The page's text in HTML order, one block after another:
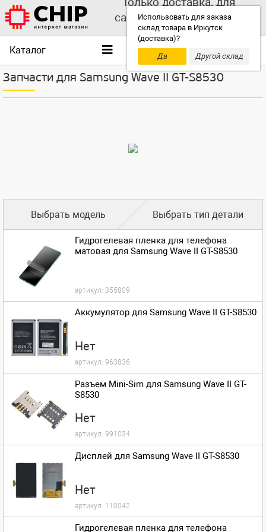
Использовать для заказа
склад товара в Иркутск
(доставка)?
Да
Другой склад
самовывоза выбирайте
другой склад!
Каталог
Запчасти для Samsung Wave II GT-S8530
Выбрать модель Выбрать тип детали
Гидрогелевая пленка для телефона
матовая для Samsung Wave II GT-S8530
артикул: 355809
Аккумулятор для Samsung Wave II GT-S8530
Нет
артикул: 963836
Разъем Mini-Sim для Samsung Wave II GT-
S8530
Нет
артикул: 991034
Дисплей для Samsung Wave II GT-S8530
Нет
артикул: 110042
Гидрогелевая пленка для телефона